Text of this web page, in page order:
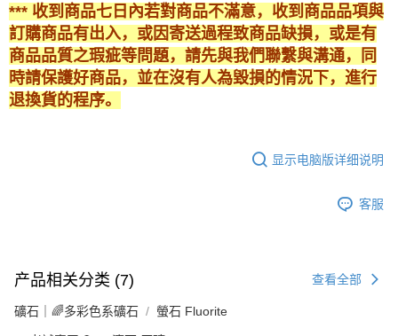
*** 收到商品七日內若對商品不滿意，收到商品品項與
訂購商品有出入，或因寄送過程致商品缺損，或是有
商品品質之瑕疵等問題，請先與我們聯繫與溝通，同
時請保護好商品，並在沒有人為毀損的情況下，進行
退換貨的程序。
显示电脑版详细说明
客服
产品相关分类 (7) 查看全部
礦石｜🌈多彩色系礦石 螢石 Fluorite